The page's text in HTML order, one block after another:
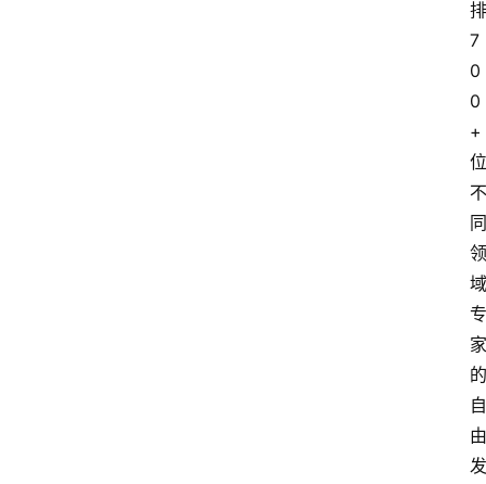
排
7
0
0
+
位
不
同
领
域
专
家
的
自
由
发